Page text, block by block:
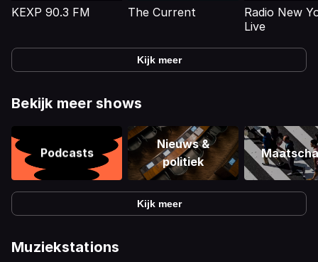
KEXP 90.3 FM The Current
Radio New
Live
Kijk meer
Bekijk meer shows
Podcasts
Nieuws &
politiek
Kijk meer
Muziekstations